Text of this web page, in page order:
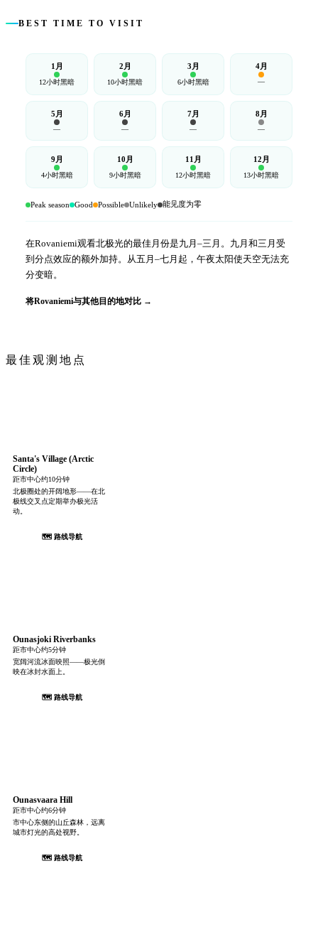
BEST TIME TO VISIT
1月
12小时黑暗
2月
10小时黑暗
3月
6小时黑暗
4月
—
5月
—
6月
—
7月
—
8月
—
9月
4小时黑暗
10月
9小时黑暗
11月
12小时黑暗
12月
13小时黑暗
Peak season Good Possible Unlikely 能见度为零
在Rovaniemi观看北极光的最佳月份是九月–三月。九月和三月受
到分点效应的额外加持。从五月–七月起，午夜太阳使天空无法充
分变暗。
将Rovaniemi与其他目的地对比 →
最佳观测地点
Santa's Village (Arctic
Circle)
距市中心约10分钟
北极圈处的开阔地形——在北
极线交叉点定期举办极光活
动。
🗺 路线导航
Ounasjoki Riverbanks
距市中心约5分钟
宽阔河流冰面映照——极光倒
映在冰封水面上。
🗺 路线导航
Ounasvaara Hill
距市中心约6分钟
市中心东侧的山丘森林，远离
城市灯光的高处视野。
🗺 路线导航